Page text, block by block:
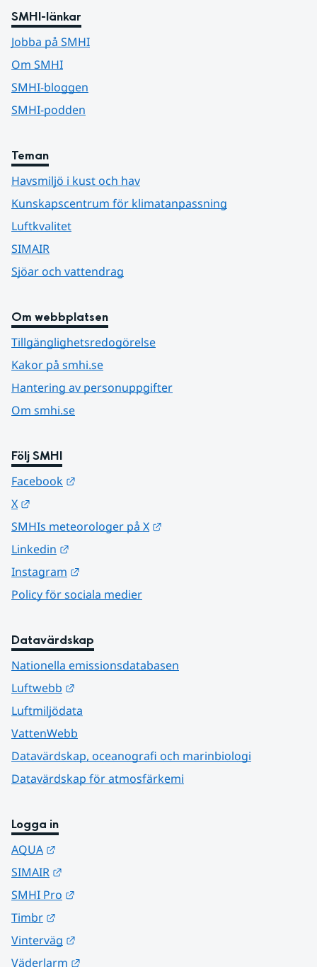
SMHI-länkar
Jobba på SMHI
Om SMHI
SMHI-bloggen
SMHI-podden
Teman
Havsmiljö i kust och hav
Kunskapscentrum för klimatanpassning
Luftkvalitet
SIMAIR
Sjöar och vattendrag
Om webbplatsen
Tillgänglighetsredogörelse
Kakor på smhi.se
Hantering av personuppgifter
Om smhi.se
Följ SMHI
Facebook
X
SMHIs meteorologer på X
Linkedin
Instagram
Policy för sociala medier
Datavärdskap
Nationella emissionsdatabasen
Luftwebb
Luftmiljödata
VattenWebb
Datavärdskap, oceanografi och marinbiologi
Datavärdskap för atmosfärkemi
Logga in
AQUA
SIMAIR
SMHI Pro
Timbr
Vinterväg
Väderlarm